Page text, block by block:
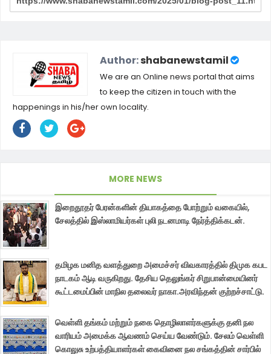
Author:shabanewstamil
We are an Online news portal that aims
to keep the citizen in touch with the
happenings in his/her own locality.
MORE NEWS
இறைதூதர் பேரன்களின் தியாகத்தை போற்றும் வகையில்,
சேலத்தில் இஸ்லாமியர்கள் புலி நடனமாடி நேர்த்திக்கடன்.
தமிழக மனித வளத்துறை அமைச்சர் விவகாரத்தில் திமுக கபட
நாடகம் ஆடி வருகிறது. தேசிய தெலுங்கர் சிறுபான்மையினர்
கூட்டமைப்பின் மாநில தலைவர் நாகா.அரவிந்தன் குற்றச்சாட்டு.
வெள்ளி தங்கம் மற்றும் நகை தொழிலாளர்களுக்கு தனி நல
வாரியம் அமைக்க ஆவணம் செய்ய வேண்டும். சேலம் வெள்ளி
கொலுசு உற்பத்தியாளர்கள் கைவினை நல சங்கத்தின் சார்பில்